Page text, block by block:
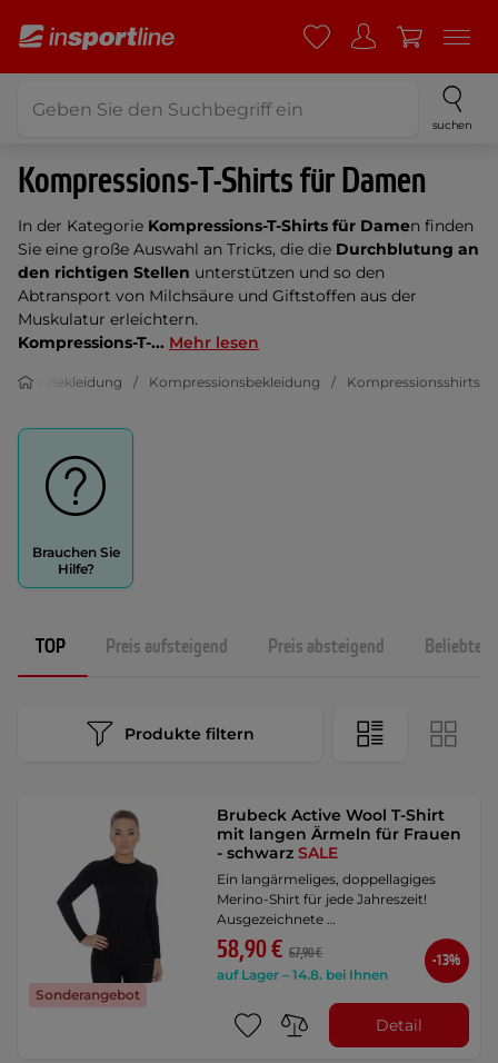
suchen
Kompressions-T-Shirts für Damen
In der Kategorie Kompressions-T-Shirts für Damen finden
Sie eine große Auswahl an Tricks, die die Durchblutung an
den richtigen Stellen unterstützen und so den
Abtransport von Milchsäure und Giftstoffen aus der
Muskulatur erleichtern.
Kompressions-T-... Mehr lesen
Bekleidung Kompressionsbekleidung Kompressionsshirts
Brauchen Sie
Hilfe?
TOP Preis aufsteigend Preis absteigend
Produkte filtern
Sonderangebot
Brubeck Active Wool T-Shirt
mit langen Ärmeln für Frauen
- schwarzSALE
Ein langärmeliges, doppellagiges
Merino-Shirt für jede Jahreszeit!
Ausgezeichnete …
58,90 € 67,90 €
auf Lager – 14.8. bei Ihnen
-13%
Detail